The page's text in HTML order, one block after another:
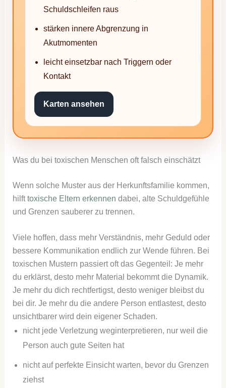
Schuldschleifen raus
stärken innere Abgrenzung in
Akutmomenten
leicht einsetzbar nach Triggern oder
Kontakt
Karten ansehen
Was du bei toxischen Menschen oft falsch einschätzt
Wenn solche Muster aus der Herkunftsfamilie kommen,
hilfttoxische Eltern erkennen dabei, alte Schuldgefühle
und Grenzen sauberer zu trennen.
Viele hoffen, dass mehr Verständnis, mehr Geduld oder
bessere Kommunikation endlich zur Wende führen. Bei
toxischen Mustern passiert oft das Gegenteil: Je mehr
du erklärst, desto mehr Material bekommt die Dynamik.
Je mehr du dich rechtfertigst, desto weniger bleibst du
bei dir. Je mehr du die andere Person entlastest, desto
unsichtbarer wird dein eigener Schaden.
nicht jede Verletzung weginterpretieren, nur weil die
Person auch gute Seiten hat
nicht auf perfekte Einsicht warten, bevor du Grenzen
ziehst